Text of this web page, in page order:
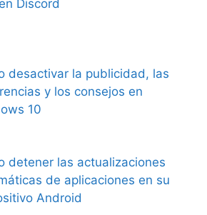
Discord
desactivar la publicidad, las
y los consejos en
10
detener las actualizaciones
de aplicaciones en su
Android